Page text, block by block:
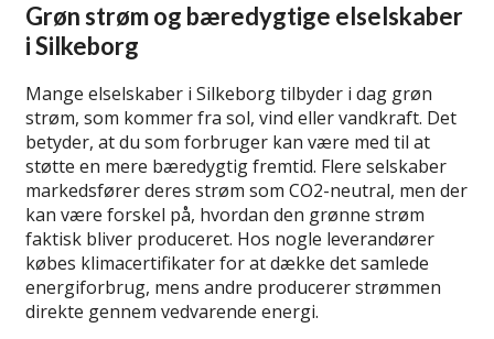
Grøn strøm og bæredygtige elselskaber
i Silkeborg
Mange elselskaber i Silkeborg tilbyder i dag grøn
strøm, som kommer fra sol, vind eller vandkraft. Det
betyder, at du som forbruger kan være med til at
støtte en mere bæredygtig fremtid. Flere selskaber
markedsfører deres strøm som CO2-neutral, men der
kan være forskel på, hvordan den grønne strøm
faktisk bliver produceret. Hos nogle leverandører
købes klimacertifikater for at dække det samlede
energiforbrug, mens andre producerer strømmen
direkte gennem vedvarende energi.